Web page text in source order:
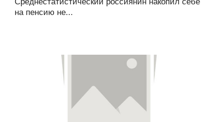
на пенсию не...